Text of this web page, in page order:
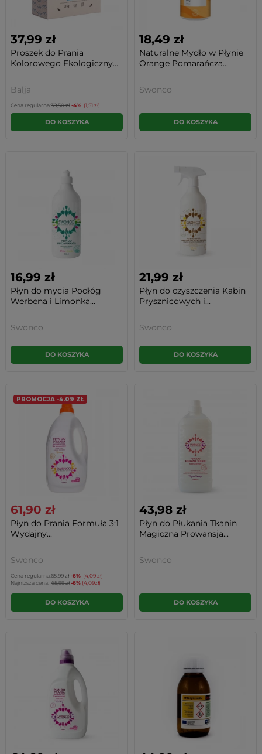
37,99 zł
Proszek do Prania
Kolorowego Ekologiczny...
Balja
Cena regularna:39,50 zł -4% (1,51 zł)
DO KOSZYKA
18,49 zł
Naturalne Mydło w Płynie
Orange Pomarańcza...
Swonco
DO KOSZYKA
16,99 zł
Płyn do mycia Podłóg
Werbena i Limonka...
Swonco
DO KOSZYKA
21,99 zł
Płyn do czyszczenia Kabin
Prysznicowych i...
Swonco
DO KOSZYKA
PROMOCJA -4.09 ZŁ
61,90 zł
Płyn do Prania Formuła 3:1
Wydajny...
Swonco
Cena regularna:65,99 zł -6% (4,09 zł)
Najniższa cena: 65,99 zł-6% (4,09zł)
DO KOSZYKA
43,98 zł
Płyn do Płukania Tkanin
Magiczna Prowansja...
Swonco
DO KOSZYKA